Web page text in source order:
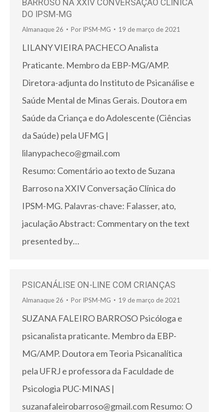
BARROSO NA XXIV CONVERSAÇÃO CLÍNICA
DO IPSM-MG
Almanaque 26 Por IPSM-MG 19 de março de 2021
LILANY VIEIRA PACHECO Analista
Praticante. Membro da EBP-MG/AMP.
Diretora-adjunta do Instituto de Psicanálise e
Saúde Mental de Minas Gerais. Doutora em
Saúde da Criança e do Adolescente (Ciências
da Saúde) pela UFMG |
lilanypacheco@gmail.com
Resumo: Comentário ao texto de Suzana
Barroso na XXIV Conversação Clínica do
IPSM-MG. Palavras-chave: Falasser, ato,
jaculação Abstract: Commentary on the text
presented by…
PSICANÁLISE ON-LINE COM CRIANÇAS
Almanaque 26 Por IPSM-MG 19 de março de 2021
SUZANA FALEIRO BARROSO Psicóloga e
psicanalista praticante. Membro da EBP-
MG/AMP. Doutora em Teoria Psicanalítica
pela UFRJ e professora da Faculdade de
Psicologia PUC-MINAS |
suzanafaleirobarroso@gmail.com Resumo: O